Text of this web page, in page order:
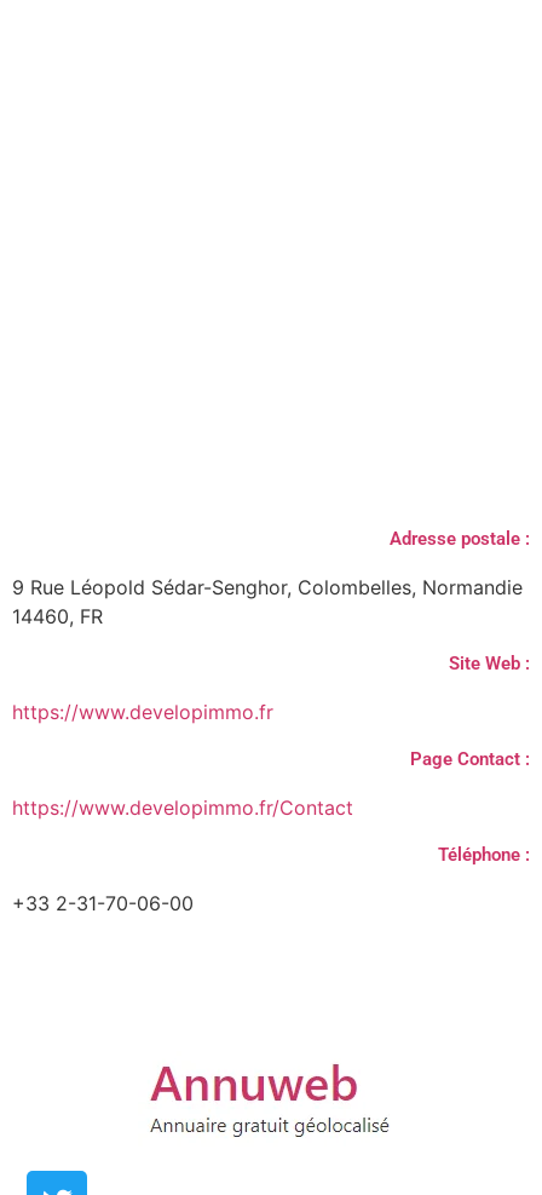
Adresse postale :
9 Rue Léopold Sédar-Senghor, Colombelles, Normandie
14460, FR
Site Web :
https://www.developimmo.fr
Page Contact :
https://www.developimmo.fr/Contact
Téléphone :
+33 2-31-70-06-00